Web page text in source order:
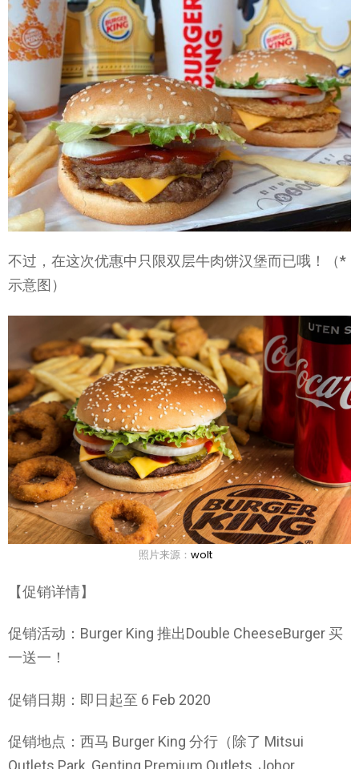
不过，在这次优惠中只限双层牛肉饼汉堡而已哦！（*
示意图）
照片来源： wolt
【促销详情】
促销活动：Burger King 推出Double CheeseBurger 买
一送一！
促销日期：即日起至 6 Feb 2020
促销地点：西马 Burger King 分行（除了 Mitsui